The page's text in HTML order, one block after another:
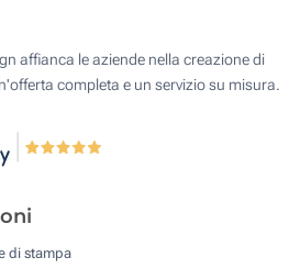
affianca le aziende nella creazione di
completa e un servizio su misura.
di stampa